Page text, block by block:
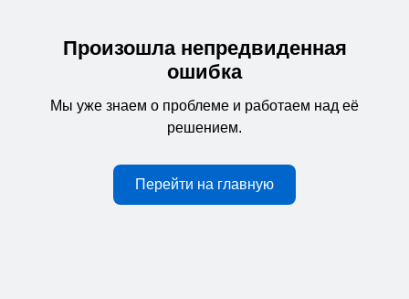
Произошла непредвиденная
ошибка
Мы уже знаем о проблеме и работаем над её
решением.
Перейти на главную